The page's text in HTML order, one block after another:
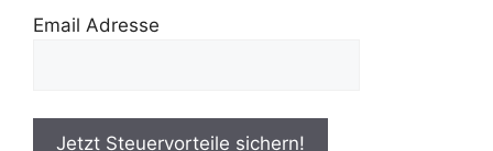
Email Adresse